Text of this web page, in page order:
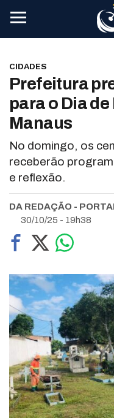
CIDADES
Prefeitura
para o Dia
Manaus
No domingo, os
receberão
e reflexão.
DA REDAÇÃO -
30/10/25 - 19h38